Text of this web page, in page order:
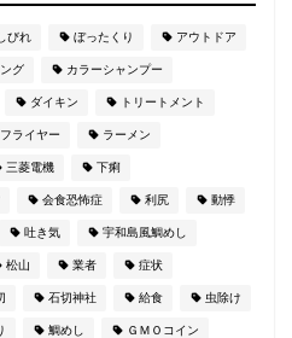
びれ ぼったくり アウトドア
グ カラーシャンプー
ダイキン トリートメント
ライヤー ラーメン
三菱電機 下痢
会食恐怖症 利尻 動悸
吐き気 宇和島風鯛めし
松山 業者 症状
石切神社 給食 虫除け
鯛めし ＧＭＯコイン